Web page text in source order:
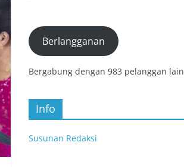
(E-
mail)Berlangganan
Bergabung dengan 983 pelanggan lain
Info
Susunan Redaksi